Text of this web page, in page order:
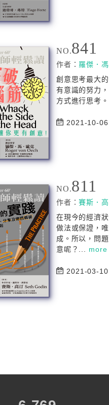
NO.841
作者： 羅傑．
創意思考最大
有意識的努力
方式進行思考
2021-10-
NO.811
作者：賽斯．
在現今的經濟
做法或保證，
成。所以，問
意呢？... more
2021-03-